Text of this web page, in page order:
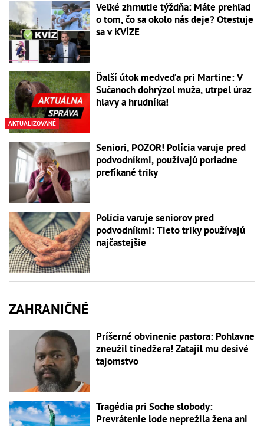
Veľké zhrnutie týždňa: Máte prehľad
o tom, čo sa okolo nás deje? Otestuje
sa v KVÍZE
AKTUALIZOVANÉ
Ďalší útok medveďa pri Martine: V
Sučanoch dohrýzol muža, utrpel úraz
hlavy a hrudníka!
Seniori, POZOR! Polícia varuje pred
podvodníkmi, používajú poriadne
prefíkané triky
Polícia varuje seniorov pred
podvodníkmi: Tieto triky používajú
najčastejšie
ZAHRANIČNÉ
Príšerné obvinenie pastora: Pohlavne
zneužil tínedžera! Zatajil mu desivé
tajomstvo
Tragédia pri Soche slobody:
Prevrátenie lode neprežila žena ani